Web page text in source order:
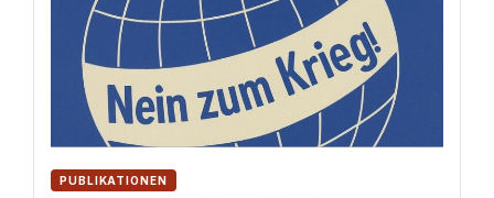
PUBLIKATIONEN